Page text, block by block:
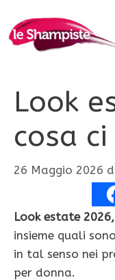
contenuto
Look
cosa
26 Maggio 2026
Look estate 2026,
insieme quali
in tal senso nei
per donna.